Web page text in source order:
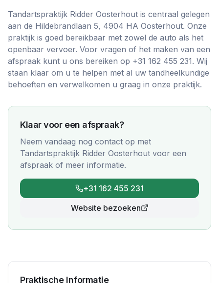
Tandartspraktijk Ridder Oosterhout is centraal gelegen
aan de Hildebrandlaan 5, 4904 HA Oosterhout. Onze
praktijk is goed bereikbaar met zowel de auto als het
openbaar vervoer. Voor vragen of het maken van een
afspraak kunt u ons bereiken op +31 162 455 231. Wij
staan klaar om u te helpen met al uw tandheelkundige
behoeften en verwelkomen u graag in onze praktijk.
Klaar voor een afspraak?
Neem vandaag nog contact op met
Tandartspraktijk Ridder Oosterhout voor een
afspraak of meer informatie.
+31 162 455 231
Website bezoeken
Praktische Informatie